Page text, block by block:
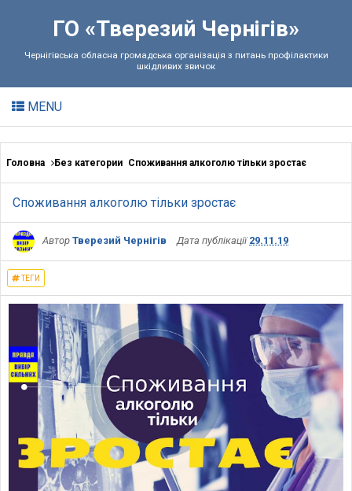
ГО «Тверезий Чернігів»
Чернігівська обласна громадська організація з питань профілактики
шкідливих звичок
MENU
Головна Без категории Споживання алкоголю тільки зростає
Споживання алкоголю тільки зростає
Автор Тверезий Чернігів Дата публікації29.11.19
ТЕГИ